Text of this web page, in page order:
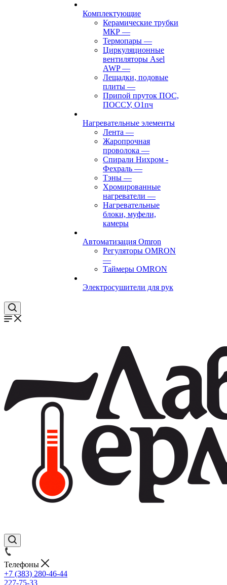
Комплектующие
Керамические трубки
МКР —
Термопары —
Циркуляционные
вентиляторы Asel
AWP—
Лещадки, подовые
плиты —
Припой пруток ПОС,
ПОССУ, О1пч
Нагревательные элементы
Лента —
Жаропрочная
проволока —
Спирали Нихром -
Фехраль —
Тэны —
Хромированные
нагреватели —
Нагревательные
блоки, муфели,
камеры
Автоматизация Omron
Регуляторы OMRON
—
Таймеры OMRON
Электросушители для рук
Телефоны
+7 (383) 280-46-44
227-75-33